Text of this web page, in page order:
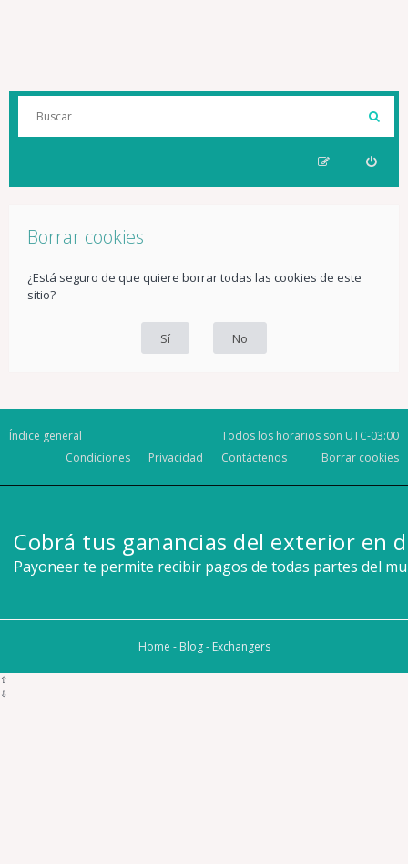
Borrar cookies
¿Está seguro de que quiere borrar todas las cookies de este
sitio?
Índice general Todos los horarios son UTC-03:00
Borrar cookies
Contáctenos
Privacidad
Condiciones
Cobrá tus ganancias del exterior en
Payoneer te permite recibir pagos de todas partes del
Home - Blog- Exchangers
⇧
⇩